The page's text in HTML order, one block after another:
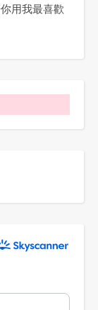
用我最喜歡